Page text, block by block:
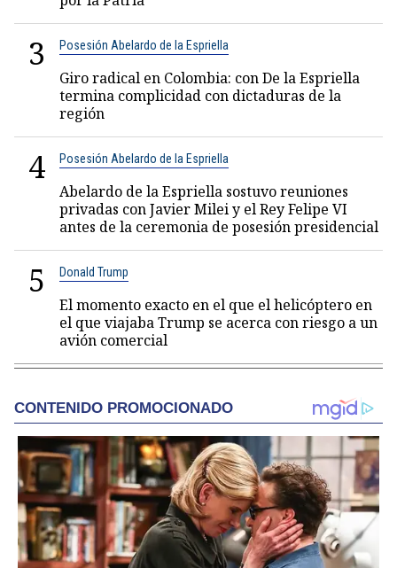
3 Posesión Abelardo de la Espriella
Giro radical en Colombia: con De la Espriella
termina complicidad con dictaduras de la
región
4 Posesión Abelardo de la Espriella
Abelardo de la Espriella sostuvo reuniones
privadas con Javier Milei y el Rey Felipe VI
antes de la ceremonia de posesión presidencial
5 Donald Trump
El momento exacto en el que el helicóptero en
el que viajaba Trump se acerca con riesgo a un
avión comercial